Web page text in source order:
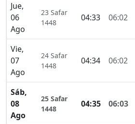
Jue,
06
Ago
23 Safar
1448
04:33 06:02
Vie,
07
Ago
24 Safar
1448
04:34 06:02
Sáb,
08
Ago
25 Safar
1448
04:35 06:03